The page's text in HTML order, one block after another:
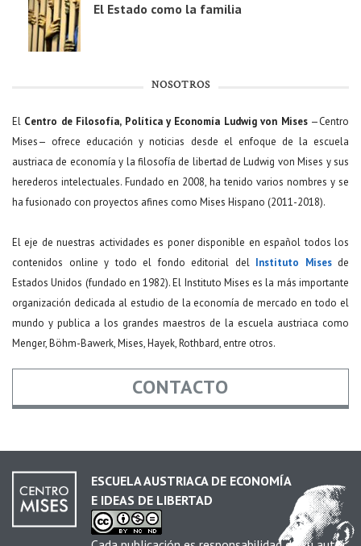
El Estado como la familia
NOSOTROS
El Centro de Filosofía, Política y Economía Ludwig von Mises—Centro
Mises— ofrece educación y noticias desde el enfoque de la escuela
austriaca de economía y la filosofía de libertad de Ludwig von Mises y sus
herederos intelectuales. Fundado en 2008, ha tenido varios nombres y se
ha fusionado con proyectos afines como Mises Hispano (2011-2018).
El eje de nuestras actividades es poner disponible en español todos los
contenidos online y todo el fondo editorial del Instituto Misesde
Estados Unidos (fundado en 1982). El Instituto Mises es la más importante
organización dedicada al estudio de la economía de mercado en todo el
mundo y publica a los grandes maestros de la escuela austriaca como
Menger, Böhm-Bawerk, Mises, Hayek, Rothbard, entre otros.
CONTACTO
Email *
ESCUELA AUSTRIACA DE ECONOMÍA
E IDEAS DE LIBERTAD